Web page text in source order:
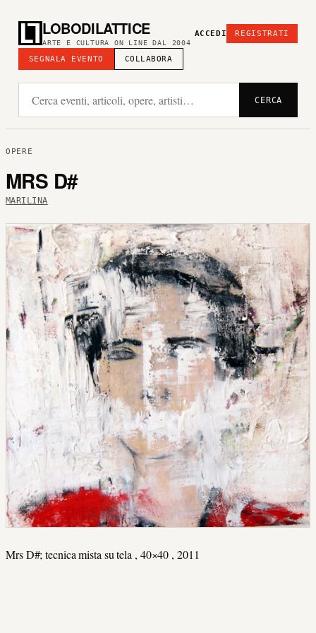
LOBODILATTICE
ARTE E CULTURA ON LINE DAL 2004
SEGNALA EVENTO COLLABORA
ACCEDI REGISTRATI
CERCA
OPERE
MRS D#
MARILINA
Mrs D#; tecnica mista su tela , 40×40 , 2011